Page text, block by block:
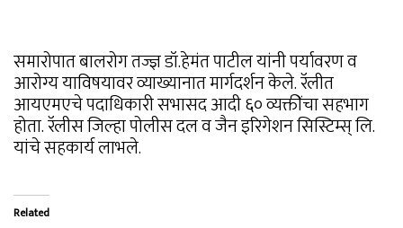
समारोपात बालरोग तज्ज्ञ डॉ.हेमंत पाटील यांनी पर्यावरण व
आरोग्य याविषयावर व्याख्यानात मार्गदर्शन केले. रॅलीत
आयएमएचे पदाधिकारी सभासद आदी ६० व्यक्तींचा सहभाग
होता. रॅलीस जिल्हा पोलीस दल व जैन इरिगेशन सिस्टिम्स् लि.
यांचे सहकार्य लाभले.
Related